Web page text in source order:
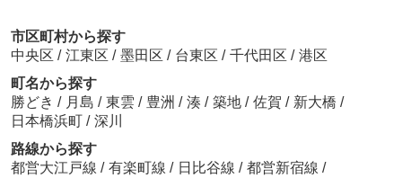
市区町村から探す
中央区 / 江東区 / 墨田区 / 台東区 / 千代田区 / 港区
町名から探す
勝どき / 月島 / 東雲 / 豊洲 / 湊 / 築地 / 佐賀 / 新大橋 /
日本橋浜町 / 深川
路線から探す
都営大江戸線 / 有楽町線 / 日比谷線 / 都営新宿線 /